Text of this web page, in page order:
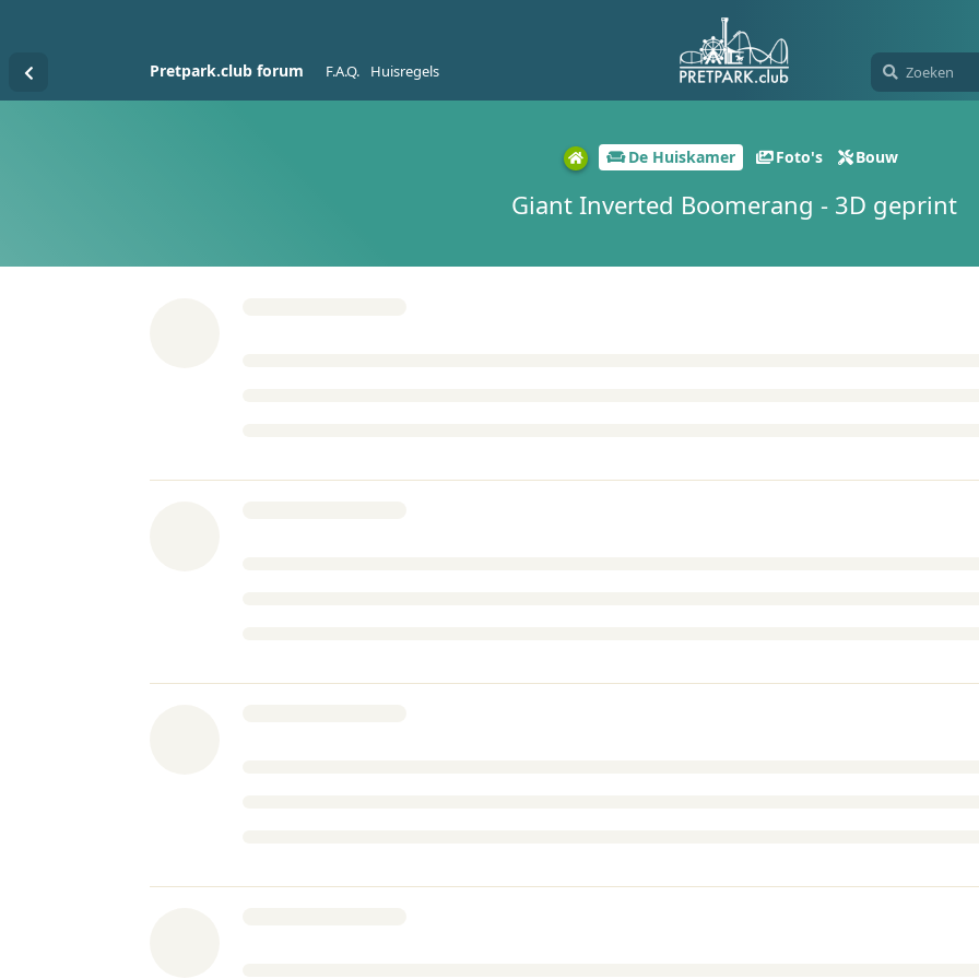
Pretpark.club forum F.A.Q. Huisregels
De Huiskamer Foto's Bouw
Giant Inverted Boomerang - 3D geprint